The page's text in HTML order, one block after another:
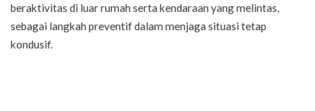
beraktivitas di luar rumah serta kendaraan yang melintas,
sebagai langkah preventif dalam menjaga situasi tetap
kondusif.